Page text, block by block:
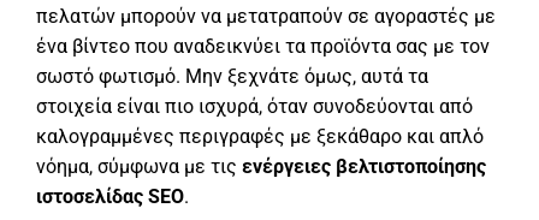
πελατών μπορούν να μετατραπούν σε αγοραστές με
ένα βίντεο που αναδεικνύει τα προϊόντα σας με τον
σωστό φωτισμό. Μην ξεχνάτε όμως, αυτά τα
στοιχεία είναι πιο ισχυρά, όταν συνοδεύονται από
καλογραμμένες περιγραφές με ξεκάθαρο και απλό
νόημα, σύμφωνα με τις ενέργειες βελτιστοποίησης
ιστοσελίδας SEO.